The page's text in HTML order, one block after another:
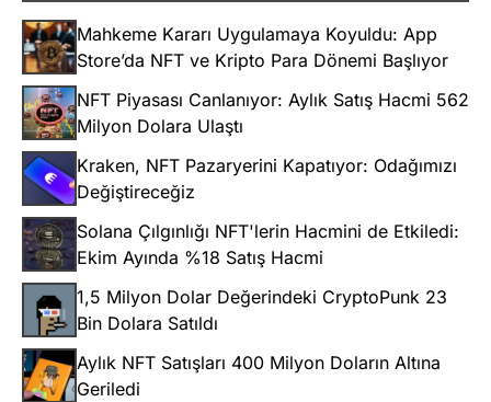
Mahkeme Kararı Uygulamaya Koyuldu: App
Store’da NFT ve Kripto Para Dönemi Başlıyor
NFT Piyasası Canlanıyor: Aylık Satış Hacmi 562
Milyon Dolara Ulaştı
Kraken, NFT Pazaryerini Kapatıyor: Odağımızı
Değiştireceğiz
Solana Çılgınlığı NFT'lerin Hacmini de Etkiledi:
Ekim Ayında %18 Satış Hacmi
1,5 Milyon Dolar Değerindeki CryptoPunk 23
Bin Dolara Satıldı
Aylık NFT Satışları 400 Milyon Doların Altına
Geriledi